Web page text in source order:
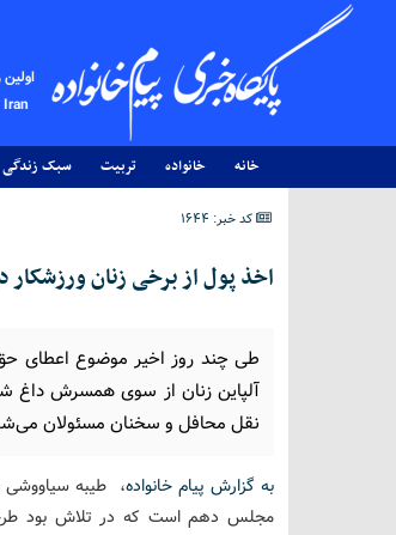
خانه خانواده تربیت سبک زندگی
کد خبر: 1644
اخذ پول از برخی زنان
طی چند روز اخیر موضوع اعطای
آلپاین زنان از سوی همسرش داغ
نقل محافل و سخنان مسئولان
به گزارش پیام خانواده، طیبه سیاووشی
مجلس دهم است که در تلاش بود طرحی